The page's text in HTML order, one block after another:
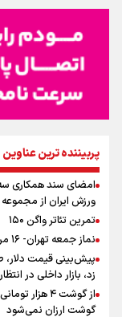
پربیننده ترین عناوین
امضای سند همکاری
ورزش ایران از مجموعه
تمرین تئاتر واگن ۱۵۰
نماز جمعه تهران- ۱۶ مرداد
زد، بازار داخلی در
گوشت ارزان نمی‌شود